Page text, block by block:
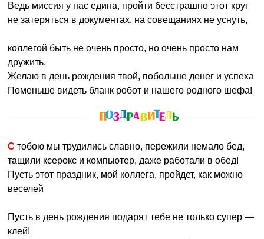
Ведь миссия у нас едина, пройти бесстрашно этот круг
не затеряться в документах, на совещаниях не уснуть,
коллегой быть не очень просто, но очень просто нам
дружить.
Желаю в день рождения твой, побольше денег и успеха
Поменьше видеть бланк робот и нашего родного шефа!
С тобою мы трудились славно, пережили немало бед,
тащили ксерокс и компьютер, даже работали в обед!
Пусть этот праздник, мой коллега, пройдет, как можно
веселей
Пусть в день рождения подарят тебе не только супер —
клей!